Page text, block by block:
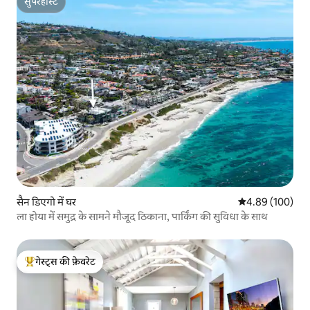
सुपरहोस्ट
सैन डिएगो में घर औसत रेटिंग 5 में से
4.89 (100)
ला होया में समुद्र के सामने मौजूद ठिकाना, पार्किंग की सुविधा के साथ
गेस्ट्स का टॉप फ़ेवरेट
गेस्ट्स की फ़ेवरेट